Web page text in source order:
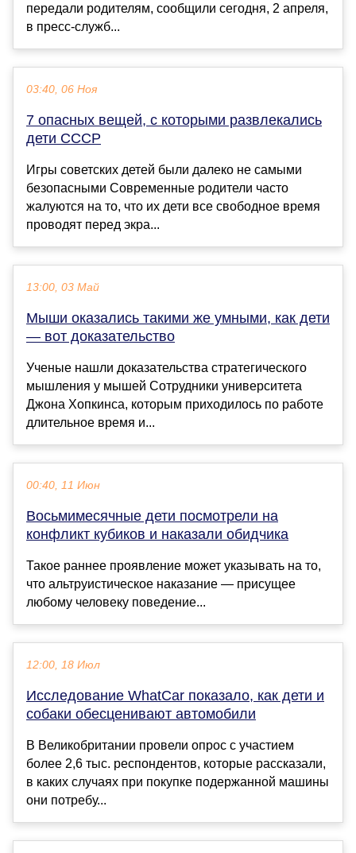
передали родителям, сообщили сегодня, 2 апреля,
в пресс-служб...
03:40, 06 Ноя
7 опасных вещей, с которыми развлекались
дети СССР
Игры советских детей были далеко не самыми
безопасными Современные родители часто
жалуются на то, что их дети все свободное время
проводят перед экра...
13:00, 03 Май
Мыши оказались такими же умными, как дети
— вот доказательство
Ученые нашли доказательства стратегического
мышления у мышей Сотрудники университета
Джона Хопкинса, которым приходилось по работе
длительное время и...
00:40, 11 Июн
Восьмимесячные дети посмотрели на
конфликт кубиков и наказали обидчика
Такое раннее проявление может указывать на то,
что альтруистическое наказание — присущее
любому человеку поведение...
12:00, 18 Июл
Исследование WhatCar показало, как дети и
собаки обесценивают автомобили
В Великобритании провели опрос с участием
более 2,6 тыс. респондентов, которые рассказали,
в каких случаях при покупке подержанной машины
они потребу...